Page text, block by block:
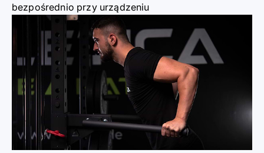
bezpośrednio przy urządzeniu